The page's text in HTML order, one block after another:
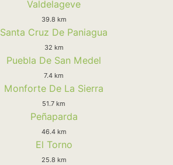
Valdelageve
39.8 km
Santa Cruz De Paniagua
32 km
Puebla De San Medel
7.4 km
Monforte De La Sierra
51.7 km
Peñaparda
46.4 km
El Torno
25.8 km